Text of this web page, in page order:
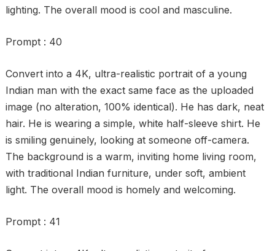
lighting. The overall mood is cool and masculine.
Prompt : 40
Convert into a 4K, ultra-realistic portrait of a young
Indian man with the exact same face as the uploaded
image (no alteration, 100% identical). He has dark, neat
hair. He is wearing a simple, white half-sleeve shirt. He
is smiling genuinely, looking at someone off-camera.
The background is a warm, inviting home living room,
with traditional Indian furniture, under soft, ambient
light. The overall mood is homely and welcoming.
Prompt : 41